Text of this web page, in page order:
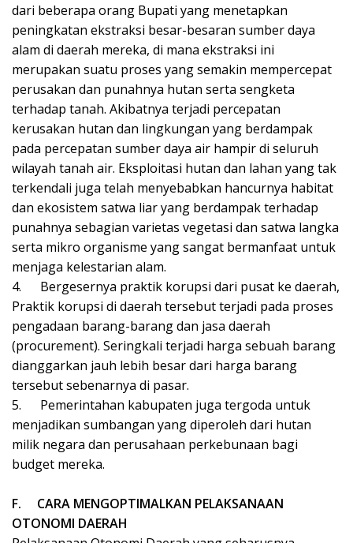
dari beberapa orang Bupati yang menetapkan
peningkatan ekstraksi besar-besaran sumber daya
alam di daerah mereka, di mana ekstraksi ini
merupakan suatu proses yang semakin mempercepat
perusakan dan punahnya hutan serta sengketa
terhadap tanah. Akibatnya terjadi percepatan
kerusakan hutan dan lingkungan yang berdampak
pada percepatan sumber daya air hampir di seluruh
wilayah tanah air. Eksploitasi hutan dan lahan yang tak
terkendali juga telah menyebabkan hancurnya habitat
dan ekosistem satwa liar yang berdampak terhadap
punahnya sebagian varietas vegetasi dan satwa langka
serta mikro organisme yang sangat bermanfaat untuk
menjaga kelestarian alam.
4.
Bergesernya praktik korupsi dari pusat ke daerah,
Praktik korupsi di daerah tersebut terjadi pada proses
pengadaan barang-barang dan jasa daerah
(procurement). Seringkali terjadi harga sebuah barang
dianggarkan jauh lebih besar dari harga barang
tersebut sebenarnya di pasar.
5.
Pemerintahan kabupaten juga tergoda untuk
menjadikan sumbangan yang diperoleh dari hutan
milik negara dan perusahaan perkebunaan bagi
budget mereka.
F.
CARA MENGOPTIMALKAN PELAKSANAAN
OTONOMI DAERAH